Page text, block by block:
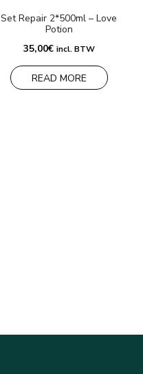
Set Repair 2*500ml – Love
Potion
35,00€ incl. BTW
READ MORE